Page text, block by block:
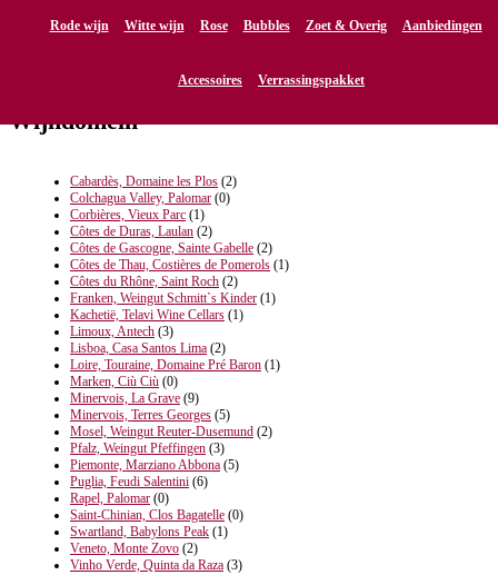
Rode wijn Witte wijn Rose Bubbles Zoet & Overig Aanbiedingen
Accessoires Verrassingspakket
Voor- en Najaarsproeverij (15)
Wijndomein
Cabardès, Domaine les Plos (2)
Colchagua Valley, Palomar (0)
Corbières, Vieux Parc (1)
Côtes de Duras, Laulan (2)
Côtes de Gascogne, Sainte Gabelle (2)
Côtes de Thau, Costières de Pomerols (1)
Côtes du Rhône, Saint Roch (2)
Franken, Weingut Schmitt`s Kinder (1)
Kachetië, Telavi Wine Cellars (1)
Limoux, Antech (3)
Lisboa, Casa Santos Lima (2)
Loire, Touraine, Domaine Pré Baron (1)
Marken, Ciù Ciù (0)
Minervois, La Grave (9)
Minervois, Terres Georges (5)
Mosel, Weingut Reuter-Dusemund (2)
Pfalz, Weingut Pfeffingen (3)
Piemonte, Marziano Abbona (5)
Puglia, Feudi Salentini (6)
Rapel, Palomar (0)
Saint-Chinian, Clos Bagatelle (0)
Swartland, Babylons Peak (1)
Veneto, Monte Zovo (2)
Vinho Verde, Quinta da Raza (3)